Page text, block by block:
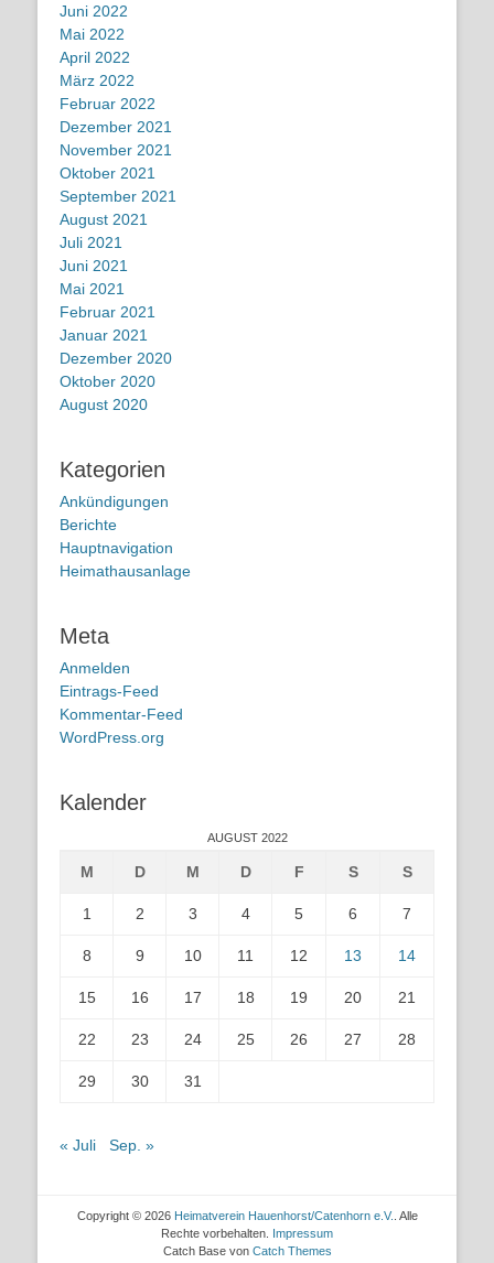
Juni 2022
Mai 2022
April 2022
März 2022
Februar 2022
Dezember 2021
November 2021
Oktober 2021
September 2021
August 2021
Juli 2021
Juni 2021
Mai 2021
Februar 2021
Januar 2021
Dezember 2020
Oktober 2020
August 2020
Kategorien
Ankündigungen
Berichte
Hauptnavigation
Heimathausanlage
Meta
Anmelden
Eintrags-Feed
Kommentar-Feed
WordPress.org
Kalender
AUGUST 2022
M D M D F S S
1 2 3 4 5 6 7
8 9 10 11 12 13 14
15 16 17 18 19 20 21
22 23 24 25 26 27 28
29 30 31
« Juli Sep. »
Copyright © 2026 Heimatverein Hauenhorst/Catenhorn e.V. . Alle
Rechte vorbehalten. Impressum
Catch Base von Catch Themes